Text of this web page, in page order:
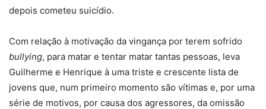
depois cometeu suicídio.
Com relação à motivação da vingança por terem sofrido
bullying, para matar e tentar matar tantas pessoas, leva
Guilherme e Henrique à uma triste e crescente lista de
jovens que, num primeiro momento são vítimas e, por uma
série de motivos, por causa dos agressores, da omissão